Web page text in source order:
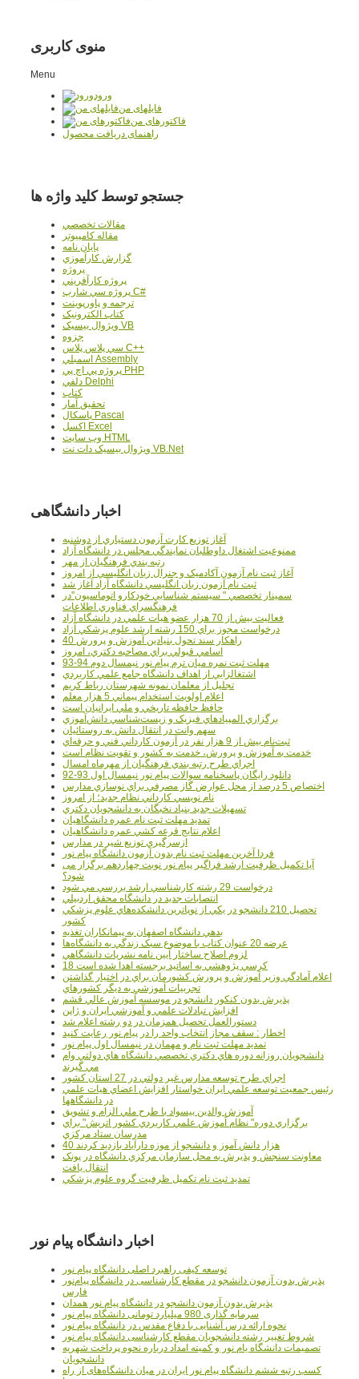
منوی کاربری
Menu
ورود
فایلهای من
فاکتورهای من
راهنمای دریافت محصول
جستجو توسط کلید واژه ها
مقالات تخصصي
مقاله کامپیوتر
پایان نامه
گزارش کارآموزي
پروژه
پروژه کارآفريني
پروژه سي شارپ C#
ترجمه و پاورپوينت
کتاب الکترونيک
ويژوال بيسيک VB
جزوه
سي پلاس پلاس C++
اسمبلي Assembly
پروژه پي اچ پي PHP
دلفي Delphi
کتاب
تحقيق آمار
پاسکال Pascal
اکسل Excel
وب سايت HTML
ويژوال بيسيک دات نت VB.Net
اخبار دانشگاهی
آغاز توزيع کارت آزمون دستياري از دوشنبه
ممنوعيت اشتغال داوطلبان نمايندگي مجلس در دانشگاه آزاد
رتبه بندي فرهنگيان از مهر
آغاز ثبت نام آزمون آکادميک و جنرال زبان انگليسي از امروز
ثبت نام آزمون زبان انگليسي دانشگاه آزاد آغاز شد
سمينار تخصصي " سيستم شناسايي خودکارو اتوماسيون"در
فرهنگسراي فناوري اطلاعات
فعاليت بيش از 70 هزار عضو هيات علمي در دانشگاه آزاد
درخواست مجوز براي 150 رشته ارشد علوم پزشکي آزاد
40 راهکار سند تحول بنيادين آموزش و پرورش
اسامي قبولي براي مصاحبه دکتري، امروز
مهلت ثبت نمره میان ترم پیام نور نیمسال دوم 94-93
اشتغالزايي از اهداف دانشگاه جامع علمي کاربردي
تجليل از معلمان نمونه شهرستان رباط کريم
اعلام اولويت استخدام پيماني 5 هزار معلم
حافظ حافظه تاريخي و ملي ايرانيان است
برگزاري المپيادهاي فيزيک و زيست‌شناسي دانش‌آموزي
سهم وانت در انتقال دانش به روستائيان
ثبت‌نام بيش از 9 هزار نفر در آزمون کارداني فني و حرفه‌اي
خدمت به آموزش و پرورش، خدمت به کشور و تقويت نظام است
اجراي طرح رتبه بندي فرهنگيان از مهرماه امسال
دانلود رایگان پاسخنامه سوالات پیام نور نیمسال اول 93-92
اختصاص 5 درصد از محل عوارض گاز مصرفي براي نوسازي مدارس
نام نويسي کارداني نظام جديد؛ از امروز
تسهيلات جديد بنياد نخبگان به دانشجويان دکتري
تمديد مهلت ثبت نام عمره دانشگاهيان
اعلام نتايج قرعه کشي عمره دانشگاهيان
ازسرگيري توزيع شير در مدارس
فردا آخرین مهلت ثبت نام بدون آزمون دانشگاه پیام نور
آیا تکمیل ظرفیت ارشد فراگیر پیام نور نوبت چهاردهم برگزار می
شود؟
درخواست 29 رشته کارشناسي ارشد بررسي مي شود
انتصابات جديد در دانشگاه محقق اردبيلي
تحصيل 210 دانشجو در يکي از نوپاترين دانشکده‌هاي علوم پزشکي
کشور
بدهي دانشگاه اصفهان به پيمانکاران تغذيه
عرضه 20 عنوان کتاب با موضوع سبک زندگي به دانشگاه‌ها
لزوم اصلاح ساختار آيين نامه نشريات دانشگاهي
18 کرسي پژوهشي به اساتيد برجسته اهدا شده است
اعلام آمادگي وزير آموزش و پرورش کشورمان براي در اختيار گذاشتن
تجربيات آموزشي به ديگر کشورهاي
پذيرش بدون کنکور دانشجو در موسسه آموزش عالي قشم
افزايش تبادلات علمي و آموزشي ايران و ژاپن
دستورالعمل تحصیل همزمان در دو رشته اعلام شد
اخطار : سقف مجاز انتخاب واحد را در پیام نور رعایت کنید
تمدید مهلت ثبت نام و مهمان در نیمسال اول پیام نور
دانشجويان روزانه دوره هاي دكتري تخصصي دانشگاه هاي دولتي وام
مي گيرند
اجراي طرح توسعه مدارس غير دولتي در 27 استان کشور
رئيس جمعيت توسعه علمي ايران خواستار افزايش اعضاي هيات علمي
در دانشگاهها
آموزش والدين بيسواد با طرح ملي الزام و تشويق
برگزاري دوره" نظام آموزش علمي كاربردي كشور اتريش" براي
مدرسان ستاد مرکزي
40 هزار دانش آموز و دانشجو از موزه دارآباد بازديد کردند
معاونت سنجش و پذيرش به محل سازمان مرکزي دانشگاه در پونک
انتقال يافت
تمديد ثبت نام تکميل ظرفيت گروه علوم پزشکي
اخبار دانشگاه پیام نور
توسعه کیفی راهبرد اصلی دانشگاه پیام نور
پذیرش بدون آزمون دانشجو در مقطع کارشناسی در دانشگاه پیام‌نور
فارس
پذیرش بدون آزمون دانشجو در دانشگاه پیام نور همدان
سرمایه گذاری 980 میلیارد تومانی دانشگاه پیام نور
نحوه ارائه درس آشنایی با دفاع مقدس در دانشگاه پیام نور
شروط تغییر رشته دانشجویان مقطع کارشناسی دانشگاه پیام نور
تصمیمات دانشگاه یام نور و کمیته امداد درباره نحوه پرداخت شهریه
دانشجویان
کسب رتبه ششم دانشگاه پیام نور ایران در میان دانشگاه‌های از راه